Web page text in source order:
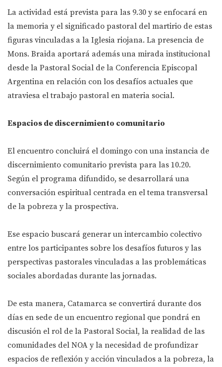
La actividad está prevista para las 9.30 y se enfocará en
la memoria y el significado pastoral del martirio de estas
figuras vinculadas a la Iglesia riojana. La presencia de
Mons. Braida aportará además una mirada institucional
desde la Pastoral Social de la Conferencia Episcopal
Argentina en relación con los desafíos actuales que
atraviesa el trabajo pastoral en materia social.
Espacios de discernimiento comunitario
El encuentro concluirá el domingo con una instancia de
discernimiento comunitario prevista para las 10.20.
Según el programa difundido, se desarrollará una
conversación espiritual centrada en el tema transversal
de la pobreza y la prospectiva.
Ese espacio buscará generar un intercambio colectivo
entre los participantes sobre los desafíos futuros y las
perspectivas pastorales vinculadas a las problemáticas
sociales abordadas durante las jornadas.
De esta manera, Catamarca se convertirá durante dos
días en sede de un encuentro regional que pondrá en
discusión el rol de la Pastoral Social, la realidad de las
comunidades del NOA y la necesidad de profundizar
espacios de reflexión y acción vinculados a la pobreza, la